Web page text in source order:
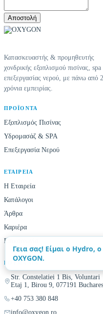
Αποστολή
Κατασκευαστής & προμηθευτής
χονδρικής εξοπλισμού πισίνας, spa
επεξεργασίας νερού, με πάνω από
χρόνια εμπειρίας.
ΠΡΟΪΌΝΤΑ
Εξοπλισμός Πισίνας
Υδρομασάζ & SPA
Επεξεργασία Νερού
ΕΤΑΙΡΕΊΑ
Η Εταιρεία
Κατάλογοι
Άρθρα
Καριέρα
Επικοινωνία
ΡΟΥΜΑΝΊΑ
Str. Constelatiei 1 Bis, Voluntari
Etaj 1, Birou 9, 077191
+40 753 380 848
info@oxygon.ro
Γεια σας! Είμαι ο Hydro,
OXYGON.